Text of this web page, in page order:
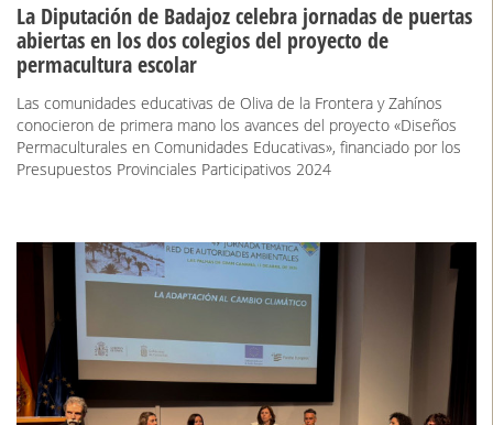
La Diputación de Badajoz celebra jornadas de puertas
abiertas en los dos colegios del proyecto de
permacultura escolar
Las comunidades educativas de Oliva de la Frontera y Zahínos
conocieron de primera mano los avances del proyecto «Diseños
Permaculturales en Comunidades Educativas», financiado por los
Presupuestos Provinciales Participativos 2024